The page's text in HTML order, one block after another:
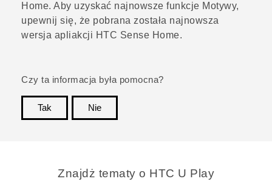
Home. Aby uzyskać najnowsze funkcje Motywy,
upewnij się, że pobrana została najnowsza
wersja apliakcji HTC Sense Home.
Czy ta informacja była pomocna?
Tak
Nie
Znajdż tematy o HTC U Play